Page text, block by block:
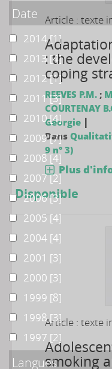
Article : texte
: the
coping
REEVES P.M.;
COURTENAY
Géorgie |
Dans
9 n° 3)
Plus
Disponible
Article : texte
smoking
Date
20142014[1]
20132013[4]
20122012[1]
20112011[3]
20102010[4]
20092009[7]
20082008[4]
20072007[2]
20062006[3]
20052005 [4]
20042004 [4]
20012001 [3]
20002000 [3]
19991999 [8]
19981998[3]
19971997 [2]
Langues